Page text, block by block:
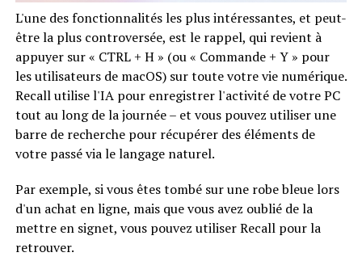
L'une des fonctionnalités les plus intéressantes, et peut-
être la plus controversée, est le rappel, qui revient à
appuyer sur « CTRL + H » (ou « Commande + Y » pour
les utilisateurs de macOS) sur toute votre vie numérique.
Recall utilise l'IA pour enregistrer l'activité de votre PC
tout au long de la journée – et vous pouvez utiliser une
barre de recherche pour récupérer des éléments de
votre passé via le langage naturel.
Par exemple, si vous êtes tombé sur une robe bleue lors
d'un achat en ligne, mais que vous avez oublié de la
mettre en signet, vous pouvez utiliser Recall pour la
retrouver.